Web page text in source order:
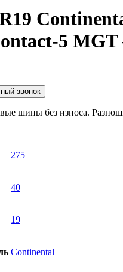
5
звонок
шины без износа.
275
40
19
Continental